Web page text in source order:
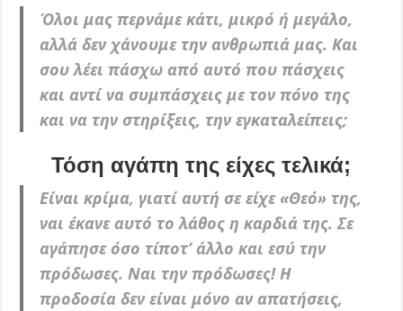
Όλοι μας περνάμε κάτι, μικρό ή μεγάλο,
αλλά δεν χάνουμε την ανθρωπιά μας. Και
σου λέει πάσχω από αυτό που πάσχεις
και αντί να συμπάσχεις με τον πόνο της
και να την στηρίξεις, την εγκαταλείπεις;
Τόση αγάπη της είχες τελικά;
Είναι κρίμα, γιατί αυτή σε είχε «Θεό» της,
ναι έκανε αυτό το λάθος η καρδιά της. Σε
αγάπησε όσο τίποτ’ άλλο και εσύ την
πρόδωσες. Ναι την πρόδωσες! Η
προδοσία δεν είναι μόνο αν απατήσεις,